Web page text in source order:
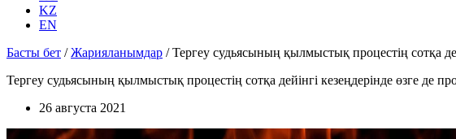
KZ
EN
Басты бет /Жарияланымдар /Тергеу судьясының қылмыстық процестің сотқа
Тергеу судьясының қылмыстық процестің сотқа дейінгі кезеңдерінде өзге де
26 августа 2021